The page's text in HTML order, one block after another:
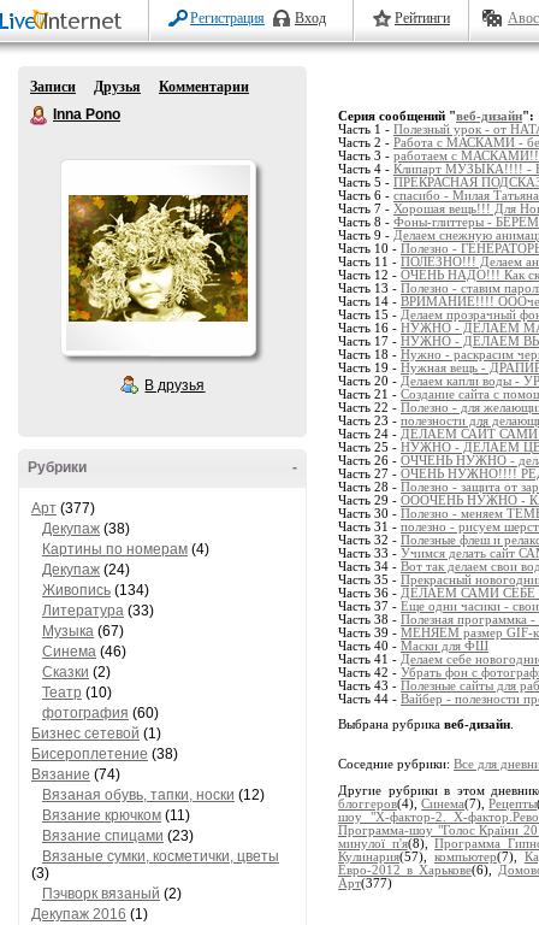
Регистрация Вход Рейтинги
Записи Друзья
Комментарии
Inna Pono
В друзья
-
Рубрики
Арт (377)
Декупаж (38)
Картины по номерам (4)
Декупаж (24)
Живопись (134)
Литература (33)
Музыка (67)
Синема (46)
Сказки (2)
Театр (10)
фотография (60)
Бизнес сетевой (1)
Бисероплетение (38)
Вязание (74)
Вязаная обувь, тапки, носки (12)
Вязание крючком (11)
Вязание спицами (23)
Вязаные сумки, косметички, цветы
(3)
Пэчворк вязаный (2)
Декупаж 2016 (1)
Серия сообщений "веб-дизайн":
Часть 1 - Полезный урок - от
Часть 2 - Работа с МАСКАМИ -
Часть 3 - работаем с
Часть 4 - Клипарт МУЗЫКА!!!! -
Часть 5 - ПРЕКРАСНАЯ
Часть 6 - спасибо - Милая
Часть 7 - Хорошая вещь!!! Для
Часть 8 - Фоны-глиттеры -
Часть 9 - Делаем снежную
Часть 10 - Полезно -
Часть 11 - ПОЛЕЗНО!!! Делаем
Часть 12 - ОЧЕНЬ НАДО!!! Как
Часть 13 - Полезно - ставим
Часть 14 - ВРИМАНИЕ!!!!
Часть 15 - Делаем прозрачный
Часть 16 - НУЖНО - ДЕЛАЕМ
Часть 17 - НУЖНО - ДЕЛАЕМ
Часть 18 - Нужно - раскрасим
Часть 19 - Нужная вещь -
Часть 20 - Делаем капли воды
Часть 21 - Создание сайта с
Часть 22 - Полезно - для
Часть 23 - полезности для
Часть 24 - ДЕЛАЕМ САЙТ
Часть 25 - НУЖНО - ДЕЛАЕМ
Часть 26 - ОЧЧЕНЬ НУЖНО -
Часть 27 - ОЧЕНЬ НУЖНО!!!!
Часть 28 - Полезно - защита от
Часть 29 - ОООЧЕНЬ НУЖНО -
Часть 30 - Полезно - меняем
Часть 31 - полезно - рисуем
Часть 32 - Полезные флеш и
Часть 33 - Учимся делать сайт
Часть 34 - Вот так делаем свои
Часть 35 - Прекрасный
Часть 36 - ДЕЛАЕМ САМИ СЕБЕ
Часть 37 - Еще одни часики -
Часть 38 - Полезная
Часть 39 - МЕНЯЕМ размер GIF-
Часть 40 - Маски для ФШ
Часть 41 - Делаем себе
Часть 42 - Убрать фон с
Часть 43 - Полезные сайты для
Часть 44 - Вайбер - полезности
Выбрана рубрика веб-дизайн
Соседние рубрики: Все для
Другие рубрики в этом
блоггеров(4),Синема(7),Рецепты
шоу "Х-фактор-2. Х-
Программа-шоу "Голос Країни
минулої п'я(8),Программа
Кулинария(57), компьютер(7),
Евро-2012 в Харькове(6),
Арт(377)